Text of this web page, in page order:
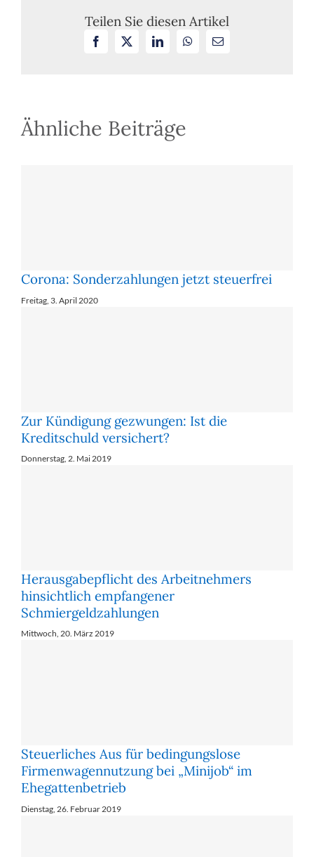
Teilen Sie diesen Artikel
Facebook LinkedInWhatsApp
E-
Ähnliche Beiträge
Corona: Son­der­zah­lun­gen jetzt steu­er­frei
Freitag, 3. April 2020
Zur Kündigung gezwungen: Ist die
Kreditschuld versichert?
Donnerstag, 2. Mai 2019
Herausgabepflicht des Arbeitnehmers
hinsichtlich empfangener
Schmiergeldzahlungen
Mittwoch, 20. März 2019
Steuerliches Aus für bedingungslose
Firmenwagennutzung bei „Minijob“ im
Ehegattenbetrieb
Dienstag, 26. Februar 2019